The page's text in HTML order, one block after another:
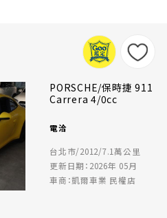
PORSCHE/保時捷 911
Carrera 4/0cc
電洽
台北市/2012/7.1萬公里
更新日期：2026年 05月
車商：凱爾車業 民權店